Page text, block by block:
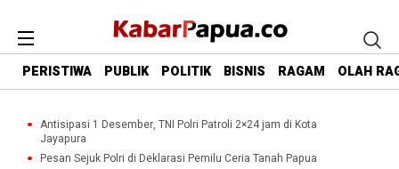
PERISTIWA PUBLIK POLITIK BISNIS RAGAM OLAH
Antisipasi 1 Desember, TNI Polri Patroli 2×24 jam di Kota
Jayapura
Pesan Sejuk Polri di Deklarasi Pemilu Ceria Tanah Papua